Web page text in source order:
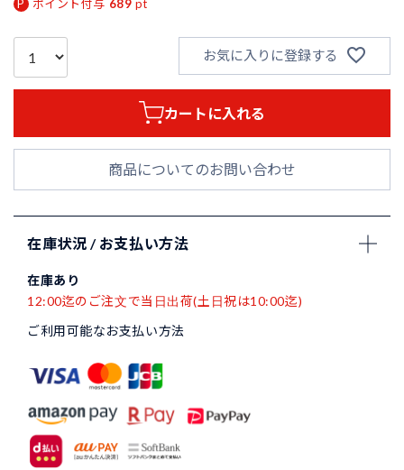
ポイント付与 689 pt
お気に入りに登録する
カートに入れる
商品についてのお問い合わせ
在庫状況 / お支払い方法
在庫あり
12:00迄のご注文で当日出荷(土日祝は10:00迄)
ご利用可能なお支払い方法